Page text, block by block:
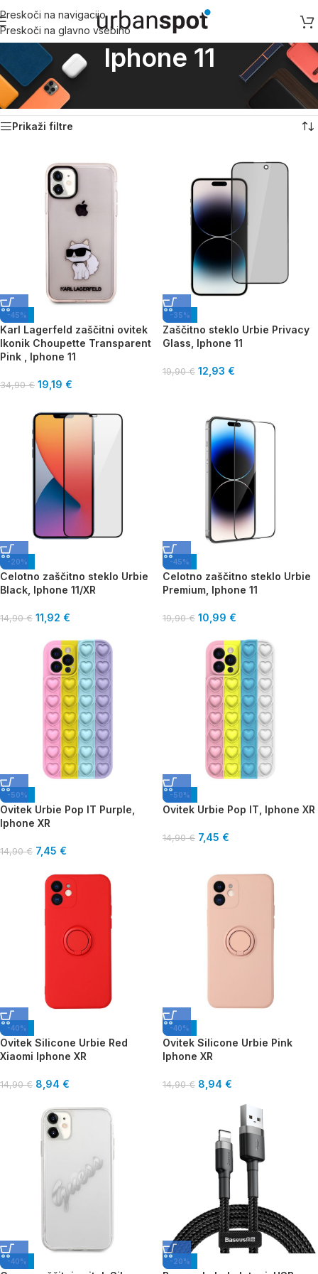
Preskoči na navigacijo
Preskoči na glavno vsebino
Iphone 11
Domov/ Izdelek Primerno za model
Prikazovanje 1–18 od 31 rezultatov
Prikaži filtre
-45%
Karl Lagerfeld zaščitni ovitek
Ikonik Choupette Transparent
Pink , Iphone 11
34,90€ 19,19 €
-35%
Zaščitno steklo Urbie Privacy
Glass, Iphone 11
19,90€ 12,93 €
-20%
Celotno zaščitno steklo Urbie
Black, Iphone 11/XR
14,90€ 11,92 €
-45%
Celotno zaščitno steklo Urbie
Premium, Iphone 11
19,90€ 10,99 €
-50%
Ovitek Urbie Pop IT Purple,
Iphone XR
14,90€ 7,45 €
-50%
Ovitek Urbie Pop IT, Iphone XR
14,90€ 7,45 €
-40%
Ovitek Silicone Urbie Red
Xiaomi Iphone XR
14,90€ 8,94 €
-40%
Ovitek Silicone Urbie Pink
Iphone XR
14,90€ 8,94 €
-40% -20%